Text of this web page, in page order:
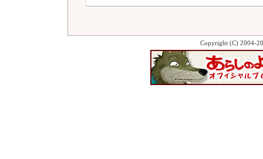
Copyright (C) 2004-